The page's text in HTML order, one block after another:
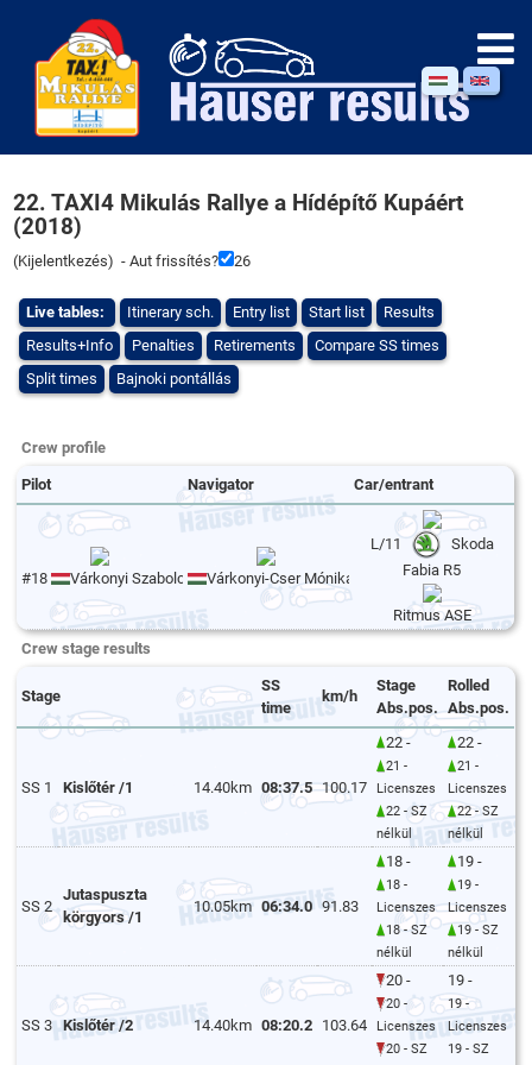
22. TAXI4 Mikulás Rallye a Hídépítő Kupáért
(2018)
(Kijelentkezés) - Aut frissítés? 26
Live tables: Itinerary sch. Entry list Start list
Results
Results+Info
Penalties Retirements
Compare SS times
Split times
Bajnoki pontállás
Crew profile
Pilot Navigator Car/entrant
#18 Várkonyi Szabolcs Várkonyi-Cser Mónika
L/11
Skoda
Fabia R5
Ritmus ASE
Crew stage results
Stage
SS
time
km/h
Stage
Abs.pos.
Rolled
Abs.pos.
SS 1 Kislőtér /1 14.40km 08:37.5 100.17
22 -
21 -
Licenszes
22 - SZ
nélkül
22 -
21 -
Licenszes
22 - SZ
nélkül
SS 2
Jutaspuszta
körgyors /1
10.05km 06:34.0 91.83
18 -
18 -
Licenszes
18 - SZ
nélkül
19 -
19 -
Licenszes
19 - SZ
nélkül
SS 3 Kislőtér /2 14.40km 08:20.2 103.64
20 -
20 -
Licenszes
20 - SZ
19 -
19 -
Licenszes
19 - SZ